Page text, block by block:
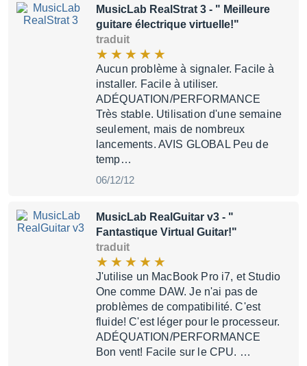
MusicLab RealStrat 3 - " Meilleure
guitare électrique virtuelle!"
traduit
Aucun problème à signaler. Facile à
installer. Facile à utiliser.
ADÉQUATION/PERFORMANCE
Très stable. Utilisation d'une semaine
seulement, mais de nombreux
lancements. AVIS GLOBAL Peu de
temp…
06/12/12
MusicLab RealGuitar v3 - "
Fantastique Virtual Guitar!"
traduit
J'utilise un MacBook Pro i7, et Studio
One comme DAW. Je n'ai pas de
problèmes de compatibilité. C'est
fluide! C'est léger pour le processeur.
ADÉQUATION/PERFORMANCE
Bon vent! Facile sur le CPU. …